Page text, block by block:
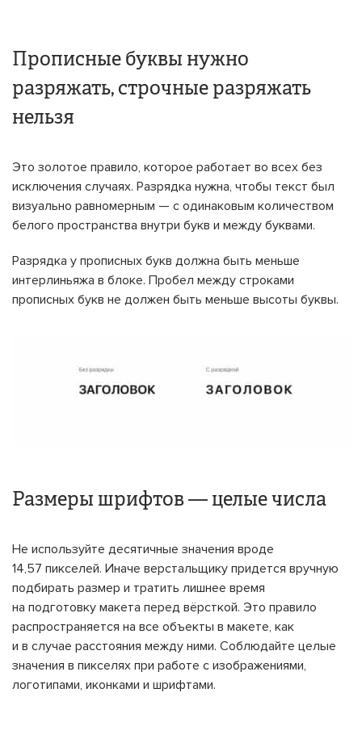
Прописные буквы нужно
разряжать, строчные разряжать
нельзя
Это золотое правило, которое работает во всех без
исключения случаях. Разрядка нужна, чтобы текст был
визуально равномерным — с одинаковым количеством
белого пространства внутри букв и между буквами.
Разрядка у прописных букв должна быть меньше
интерлиньяжа в блоке. Пробел между строками
прописных букв не должен быть меньше высоты буквы.
Размеры шрифтов — целые числа
Не используйте десятичные значения вроде
14,57 пикселей. Иначе верстальщику придется вручную
подбирать размер и тратить лишнее время
на подготовку макета перед вёрсткой. Это правило
распространяется на все объекты в макете, как
и в случае расстояния между ними. Соблюдайте целые
значения в пикселях при работе с изображениями,
логотипами, иконками и шрифтами.